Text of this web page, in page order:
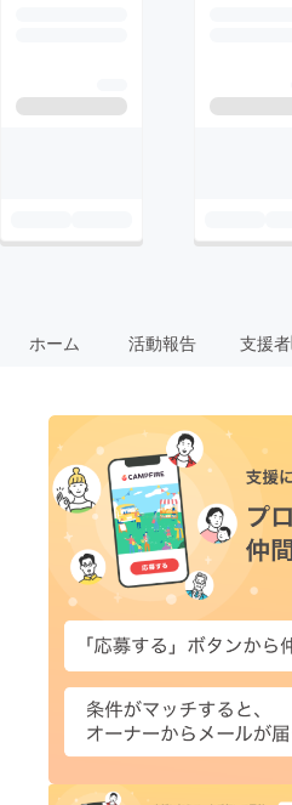
ホーム 活動報告 支援者